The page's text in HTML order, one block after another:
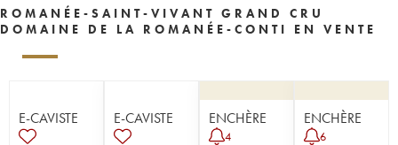
ROMANÉE-SAINT-VIVANT GRAND CRU
DOMAINE DE LA ROMANÉE-CONTI EN VENTE
E-CAVISTE E-CAVISTE ENCHÈRE
4
ENCHÈRE
6